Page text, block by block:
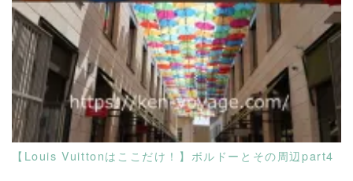
READ MORE
【Louis Vuittonはここだけ！】ボルドーとその周辺part4